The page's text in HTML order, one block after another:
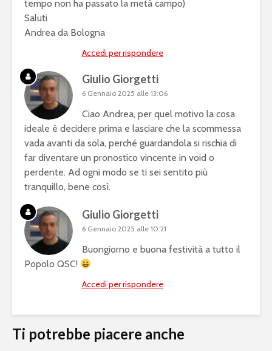
tempo non ha passato la metà campo)
Saluti
Andrea da Bologna
Accedi per rispondere
Giulio Giorgetti
6 Gennaio 2025 alle 13:06
Ciao Andrea, per quel motivo la cosa
ideale è decidere prima e lasciare che la scommessa
vada avanti da sola, perché guardandola si rischia di
far diventare un pronostico vincente in void o
perdente. Ad ogni modo se ti sei sentito più
tranquillo, bene così.
Giulio Giorgetti
6 Gennaio 2025 alle 10:21
Buongiorno e buona festività a tutto il
Popolo QSC!
Accedi per rispondere
Ti potrebbe piacere anche